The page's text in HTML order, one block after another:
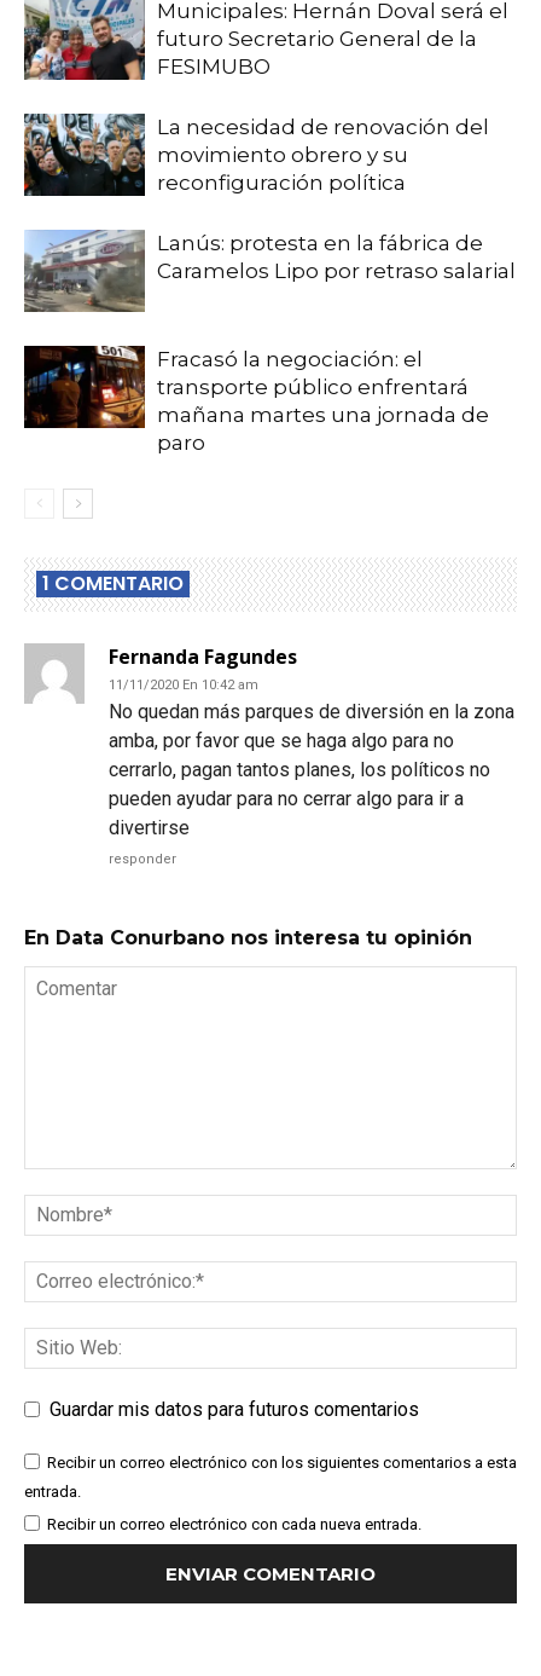
Municipales: Hernán Doval será el
futuro Secretario General de la
FESIMUBO
La necesidad de renovación del
movimiento obrero y su
reconfiguración política
Lanús: protesta en la fábrica de
Caramelos Lipo por retraso salarial
Fracasó la negociación: el
transporte público enfrentará
mañana martes una jornada de
paro
1 COMENTARIO
Fernanda Fagundes
11/11/2020 En 10:42 am
No quedan más parques de diversión en la zona
amba, por favor que se haga algo para no
cerrarlo, pagan tantos planes, los políticos no
pueden ayudar para no cerrar algo para ir a
divertirse
responder
En Data Conurbano nos interesa tu opinión
Guardar mis datos para futuros comentarios
Recibir un correo electrónico con los siguientes comentarios a esta
entrada.
Recibir un correo electrónico con cada nueva entrada.